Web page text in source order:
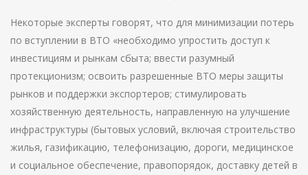
Некоторые эксперты говорят, что для минимизации потерь
по вступлении в ВТО «необходимо упростить доступ к
инвестициям и рынкам сбыта; ввести разумный
протекционизм; освоить разрешенные ВТО меры защиты
рынков и поддержки экспортеров; стимулировать
хозяйственную деятельность, направленную на улучшение
инфраструктуры (бытовых условий, включая строительство
жилья, газификацию, телефонизацию, дороги, медицинское
и социальное обеспечение, правопорядок, доставку детей в